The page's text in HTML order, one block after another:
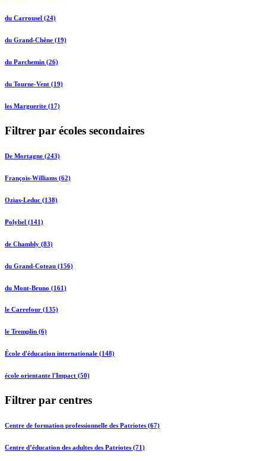
du Carrousel (24)
du Grand-Chêne (19)
du Parchemin (26)
du Tourne-Vent (19)
les Marguerite (17)
Filtrer par écoles secondaires
De Mortagne (243)
François-Williams (62)
Ozias-Leduc (138)
Polybel (141)
de Chambly (83)
du Grand-Coteau (156)
du Mont-Bruno (161)
le Carrefour (135)
le Tremplin (6)
École d'éducation internationale (148)
école orientante l'Impact (50)
Filtrer par centres
Centre de formation professionnelle des Patriotes (67)
Centre d’éducation des adultes des Patriotes (71)